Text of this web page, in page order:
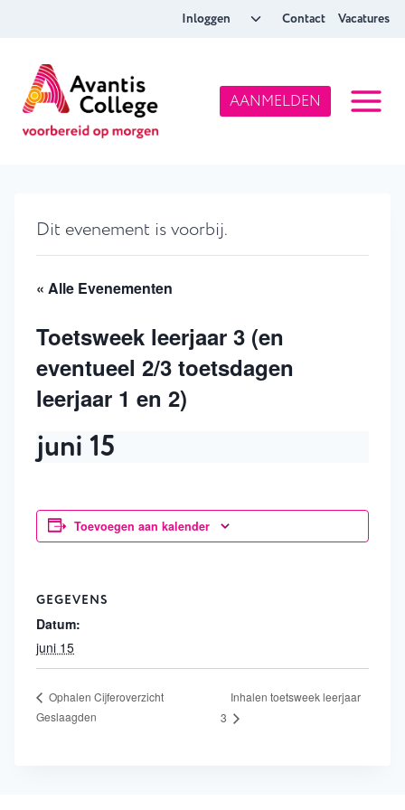
inhoud
Inloggen
ToggleContact Vacatures
AANMELDEN
Dit evenement is voorbij.
« Alle Evenementen
Toetsweek leerjaar 3 (en
eventueel 2/3 toetsdagen
leerjaar 1 en 2)
juni 15
Toevoegen aan kalender
GEGEVENS
Datum:
juni 15
Ophalen Cijferoverzicht
Geslaagden
Inhalen toetsweek leerjaar
3